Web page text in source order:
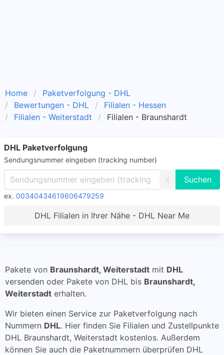
Home
Paketverfolgung - DHL
Bewertungen - DHL
Filialen - Hessen
Filialen - Weiterstadt
Filialen - Braunshardt
DHL Paketverfolgung
Sendungsnummer eingeben (tracking number)
X
ex. 00340434619606479259
DHL Filialen in Ihrer Nähe - DHL Near Me
Pakete von Braunshardt, Weiterstadt mit DHL
versenden oder Pakete von DHL bis Braunshardt,
Weiterstadt erhalten.
Wir bieten einen Service zur Paketverfolgung nach
Nummern DHL. Hier finden Sie Filialen und Zustellpunkte
DHL Braunshardt, Weiterstadt kostenlos. Außerdem
können Sie auch die Paketnummern überprüfen DHL